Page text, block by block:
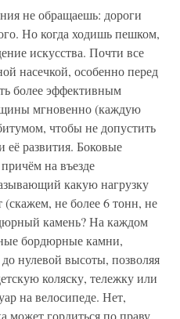
не обращаешь: дороги
Но когда ходишь пешком,
искусства. Почти все
насечкой, особенно перед
более эффективным
мгновенно (каждую
чтобы не допустить
развития. Боковые
на въезде
какую нагрузку
(скажем, не более 6 тонн, не
камень? На каждом
бордюрные камни,
нулевой высоты, позволяя
коляску, тележку или
на велосипеде. Нет,
может гордиться по праву.